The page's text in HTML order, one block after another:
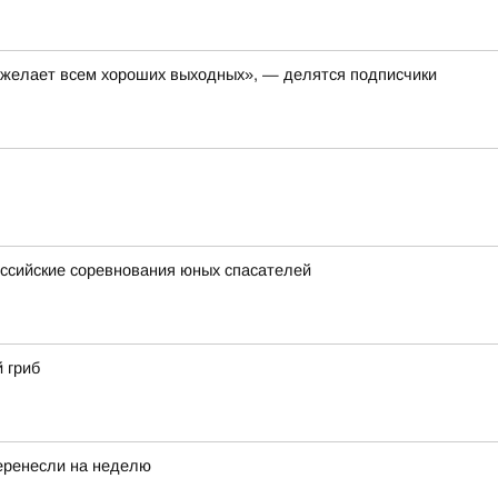
всем хороших выходных», — делятся подписчики
соревнования юных спасателей
гриб
на неделю